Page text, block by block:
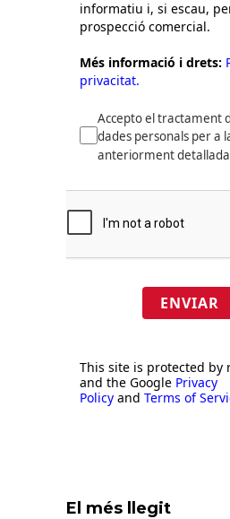
informatiu i, si escau,
prospecció comercial.
Més informació i drets:
privacitat.
Accepto el tractament
dades personals per a
anteriorment
ENVIAR
This site is protected by
and the Google Privacy
Policy and Terms of
El més llegit